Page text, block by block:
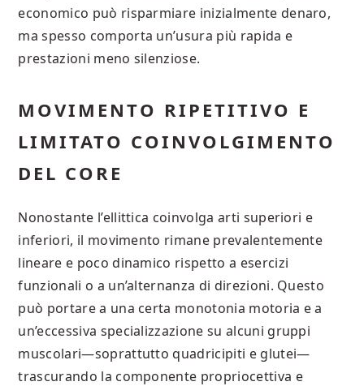
economico può risparmiare inizialmente denaro,
ma spesso comporta un’usura più rapida e
prestazioni meno silenziose.
MOVIMENTO RIPETITIVO E
LIMITATO COINVOLGIMENTO
DEL CORE
Nonostante l’ellittica coinvolga arti superiori e
inferiori, il movimento rimane prevalentemente
lineare e poco dinamico rispetto a esercizi
funzionali o a un’alternanza di direzioni. Questo
può portare a una certa monotonia motoria e a
un’eccessiva specializzazione su alcuni gruppi
muscolari—soprattutto quadricipiti e glutei—
trascurando la componente propriocettiva e